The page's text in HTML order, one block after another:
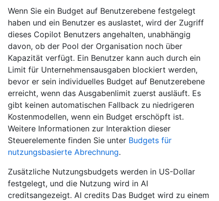
Wenn Sie ein Budget auf Benutzerebene festgelegt
haben und ein Benutzer es auslastet, wird der Zugriff
dieses Copilot Benutzers angehalten, unabhängig
davon, ob der Pool der Organisation noch über
Kapazität verfügt. Ein Benutzer kann auch durch ein
Limit für Unternehmensausgaben blockiert werden,
bevor er sein individuelles Budget auf Benutzerebene
erreicht, wenn das Ausgabenlimit zuerst ausläuft. Es
gibt keinen automatischen Fallback zu niedrigeren
Kostenmodellen, wenn ein Budget erschöpft ist.
Weitere Informationen zur Interaktion dieser
Steuerelemente finden Sie unter Budgets für
nutzungsbasierte Abrechnung.
Zusätzliche Nutzungsbudgets werden in US-Dollar
festgelegt, und die Nutzung wird in AI
creditsangezeigt. AI credits Das Budget wird zu einem